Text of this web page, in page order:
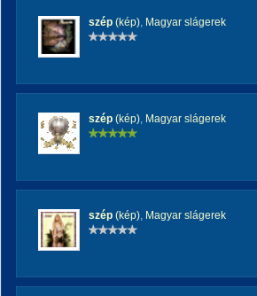
szép (kép), Magyar slágerek
szép (kép), Magyar slágerek
szép (kép), Magyar slágerek